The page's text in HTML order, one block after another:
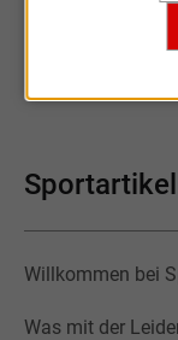
schnelle
Willkommen bei
Was mit der